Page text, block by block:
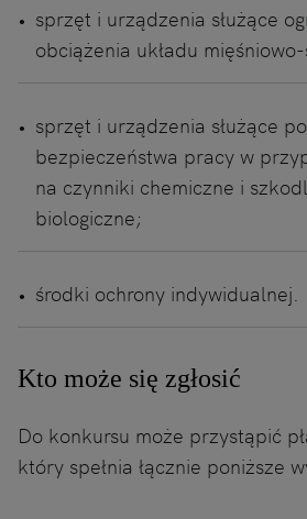
sprzęt i urządzenia służące
obciążenia układu
sprzęt i urządzenia służące
bezpieczeństwa pracy w
na czynniki chemiczne i
biologiczne;
środki ochrony indywidualnej.
Kto może się zgłosić
Do konkursu może przystąpić
który spełnia łącznie poniższe